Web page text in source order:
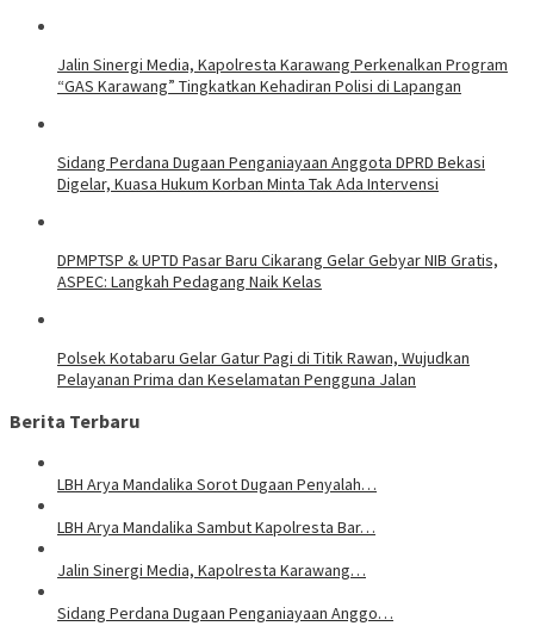
Jalin Sinergi Media, Kapolresta Karawang Perkenalkan Program
“GAS Karawang” Tingkatkan Kehadiran Polisi di Lapangan
Sidang Perdana Dugaan Penganiayaan Anggota DPRD Bekasi
Digelar, Kuasa Hukum Korban Minta Tak Ada Intervensi
DPMPTSP & UPTD Pasar Baru Cikarang Gelar Gebyar NIB Gratis,
ASPEC: Langkah Pedagang Naik Kelas
Polsek Kotabaru Gelar Gatur Pagi di Titik Rawan, Wujudkan
Pelayanan Prima dan Keselamatan Pengguna Jalan
Berita Terbaru
LBH Arya Mandalika Sorot Dugaan Penyalah…
LBH Arya Mandalika Sambut Kapolresta Bar…
Jalin Sinergi Media, Kapolresta Karawang…
Sidang Perdana Dugaan Penganiayaan Anggo…